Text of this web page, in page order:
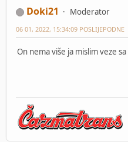
Doki21
Moderator
06 01, 2022, 15:34:09 POSLIJEPODNE
On nema više ja mislim veze